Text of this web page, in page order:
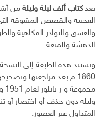
يعدكتاب ألف ليلة وليلة من
العجيبة والقصص المشوقة التي
والعشق والنوادر الفكاهية
الدهشة والمتعة.
1860 م بعد مراجعتها
وليلة دون حذف أو اختصار أو
المتداول عبر العصور.